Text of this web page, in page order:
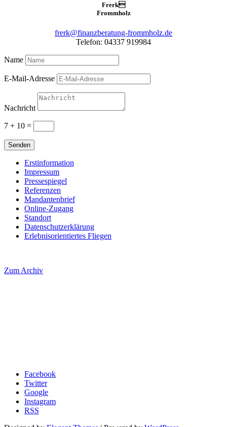
Frerk
Frommholz
frerk@finanzberatung-frommholz.de
Telefon: 04337 919984
Name
E-Mail-Adresse
Nachricht
7 + 10 =
Senden
Erstinformation
Impressum
Pressespiegel
Referenzen
Mandantenbrief
Online-Zugang
Standort
Datenschutzerklärung
Erlebnisorientiertes Fliegen
Zum Archiv
Facebook
Twitter
Google
Instagram
RSS